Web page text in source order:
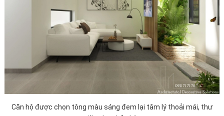
Căn hộ được chọn tông màu sáng đem lại tâm lý thoải mái, thư